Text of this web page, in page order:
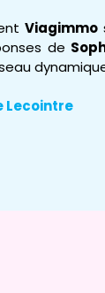
Viagimmo
de
Lecointre